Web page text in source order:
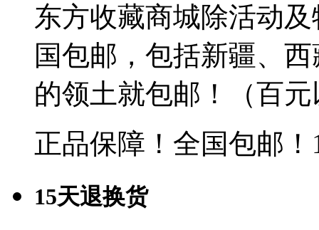
东方收藏商城除活动
国包邮，包括新疆、
的领土就包邮！（百
正品保障！全国包邮
15天退换货